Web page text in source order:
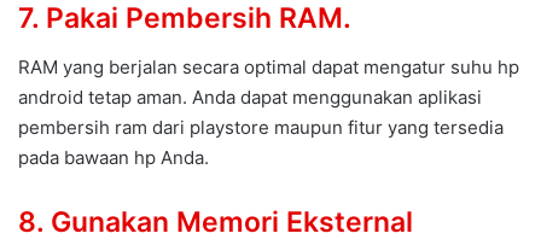
7. Pakai Pembersih RAM.
RAM yang berjalan secara optimal dapat mengatur suhu hp
android tetap aman. Anda dapat menggunakan aplikasi
pembersih ram dari playstore maupun fitur yang tersedia
pada bawaan hp Anda.
8. Gunakan Memori Eksternal